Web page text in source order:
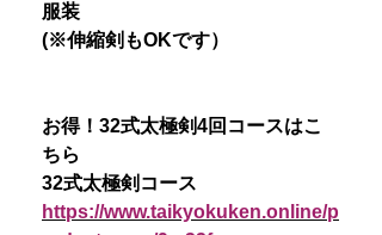
服装
(※伸縮剣もOKです）
お得！32式太極剣4回コースはこ
ちら
32式太極剣コース
https://www.taikyokuken.online/p